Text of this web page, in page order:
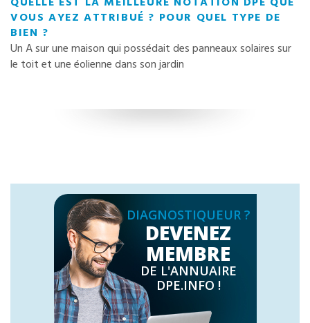
VOUS AYEZ ATTRIBUÉ ? POUR QUEL TYPE DE
BIEN ?
Un A sur une maison qui possédait des panneaux solaires sur
le toit et une éolienne dans son jardin
DIAGNOSTIQUEUR ?
DEVENEZ
MEMBRE
DE L'ANNUAIRE
DPE.INFO !